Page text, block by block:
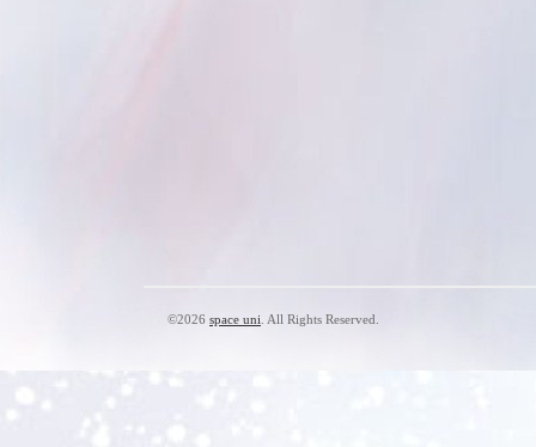
©2026 space uni . All Rights Reserved.